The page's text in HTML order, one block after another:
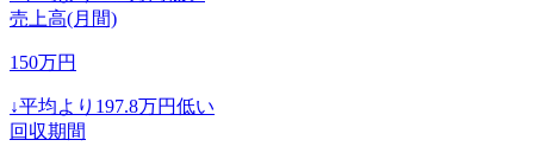
売上高(月間)
150万円
↓平均より 197.8万円低い
回収期間